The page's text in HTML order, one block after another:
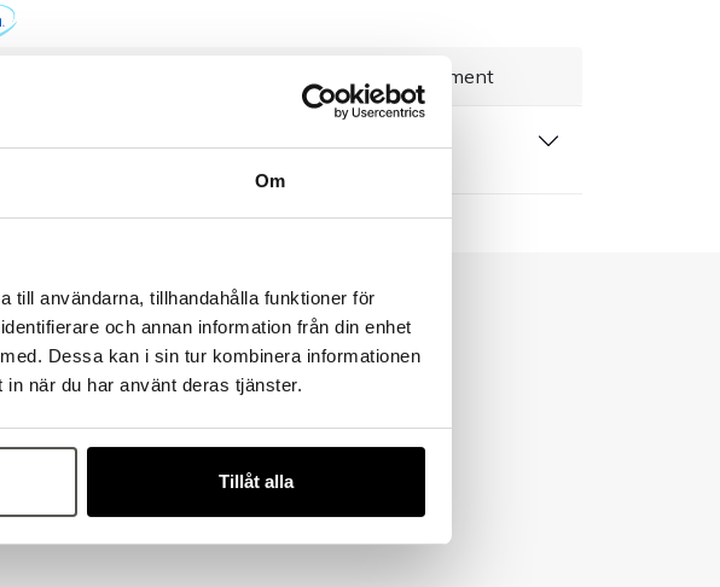
Om
till användarna, tillhandahålla funktioner för
och annan information från din enhet
Dessa kan i sin tur kombinera informationen
när du har använt deras tjänster.
Tillåt alla
Brett sortiment
& produktblad
som företag